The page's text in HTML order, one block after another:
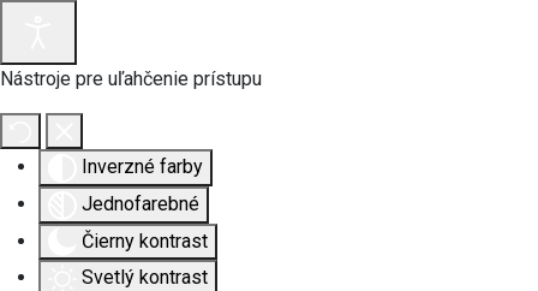
Nástroje pre uľahčenie prístupu
Inverzné farby
Jednofarebné
Čierny kontrast
Svetlý kontrast